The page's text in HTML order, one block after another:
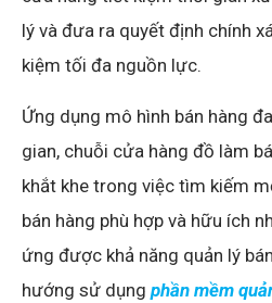
lý và đưa ra quyết định chính
kiệm tối đa nguồn lực.
Ứng dụng mô hình bán hàng
gian, chuỗi cửa hàng đồ làm
khắt khe trong việc tìm kiếm
bán hàng phù hợp và hữu ích
ứng được khả năng quản lý
hướng sử dụng phần mềm